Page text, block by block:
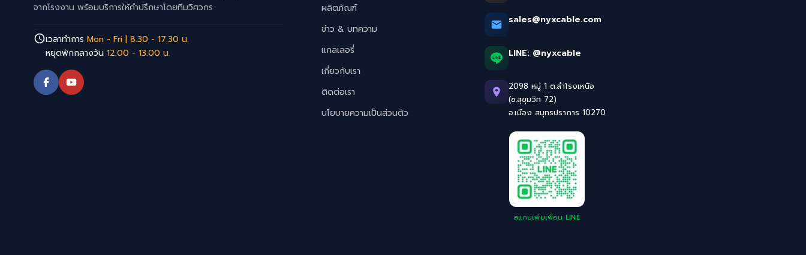
จากโรงงาน พร้อมบริการให้คำปรึกษาโดยทีมวิศวกร
เวลาทำการ Mon - Fri | 8.30 - 17.30 น.
หยุดพักกลางวัน 12.00 - 13.00 น.
ผลิตภัณฑ์
ข่าว & บทความ
แกลเลอรี่
เกี่ยวกับเรา
ติดต่อเรา
นโยบายความเป็นส่วนตัว
sales@nyxcable.com
LINE: @nyxcable
2098 หมู่ 1 ต.สำโรงเหนือ
(ซ.สุขุมวิท 72)
อ.เมือง สมุทรปราการ 10270
สแกนเพิ่มเพื่อน LINE